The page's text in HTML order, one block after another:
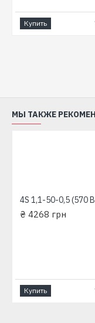
Содержание
Купить
МЫ ТАКЖЕ
₴ 4268 грн
Купить